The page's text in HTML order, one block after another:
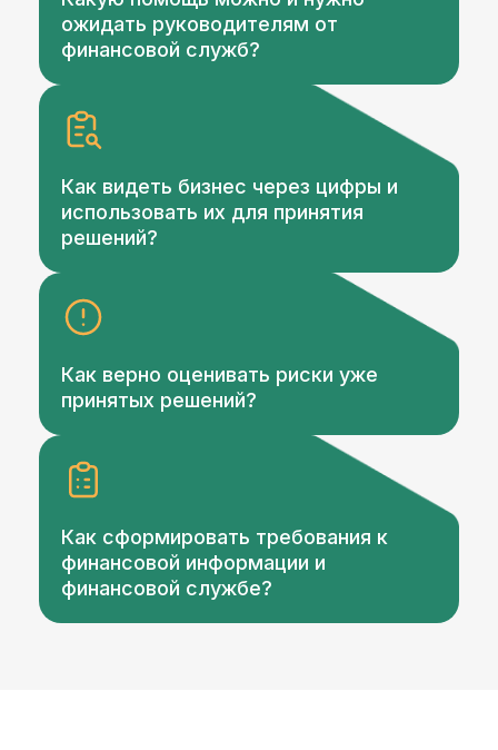
ожидать руководителям от
финансовой служб?
Как видеть бизнес через цифры и
использовать их для принятия
решений?
Как верно оценивать риски уже
принятых решений?
Как сформировать требования к
финансовой информации и
финансовой службе?